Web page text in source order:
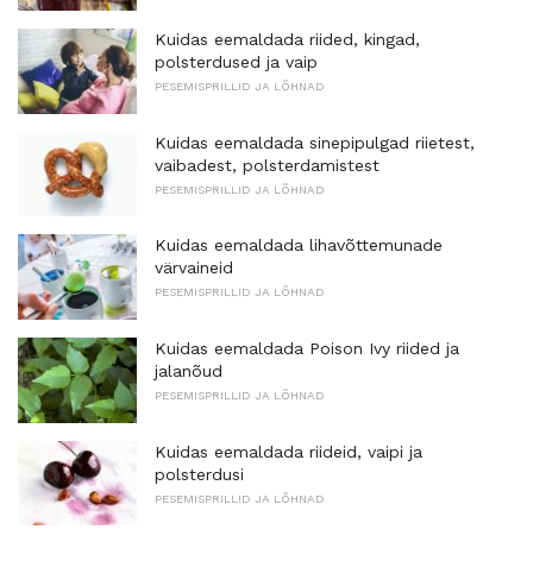
Kuidas eemaldada riided, kingad,
polsterdused ja vaip
PESEMISPRILLID JA LÕHNAD
Kuidas eemaldada sinepipulgad riietest,
vaibadest, polsterdamistest
PESEMISPRILLID JA LÕHNAD
Kuidas eemaldada lihavõttemunade
värvaineid
PESEMISPRILLID JA LÕHNAD
Kuidas eemaldada Poison Ivy riided ja
jalanõud
PESEMISPRILLID JA LÕHNAD
Kuidas eemaldada riideid, vaipi ja
polsterdusi
PESEMISPRILLID JA LÕHNAD